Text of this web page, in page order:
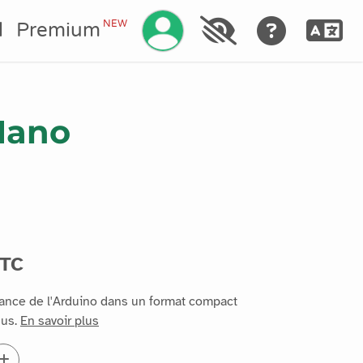
PremiumNEW Gérez votre compte
de l'Arduino dans un format compact
En savoir plus